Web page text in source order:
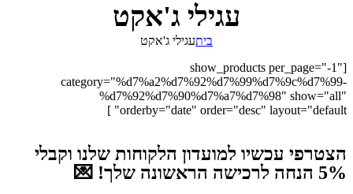
עגילי ג'אקט
ביתעגילי ג'אקט
[show_products per_page="-1"
category="%d7%a2%d7%92%d7%99%d7%9c%d7%99-
%d7%92%d7%90%d7%a7%d7%98" show="all"
orderby="date" order="desc" layout="default" ]
הצטרפי עכשיו למועדון הלקוחות שלנו וקבלי
5% הנחה לרכישה הראשונה שלך! 💌